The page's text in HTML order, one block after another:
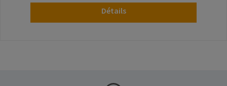
Détails